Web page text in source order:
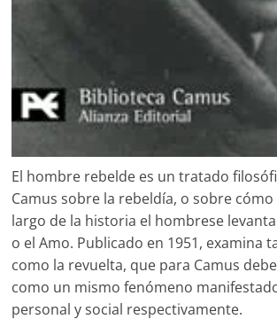
El hombre rebelde es un tratado
Camus sobre la rebeldía, o sobre
largo de la historia el hombrese
o el Amo. Publicado en 1951, examina
como la revuelta, que para Camus
como un mismo fenómeno
personal y social respectivamente.